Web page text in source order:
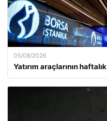
05/08/2026
Yatırım araçlarının